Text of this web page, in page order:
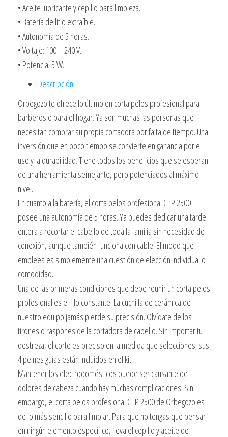
• Aceite lubricante y cepillo para limpieza.
• Batería de litio extraíble.
• Autonomía de 5 horas.
• Voltaje: 100 – 240 V.
• Potencia: 5 W.
Descripción
Orbegozo te ofrece lo último en corta pelos profesional para
barberos o para el hogar. Ya son muchas las personas que
necesitan comprar su propia cortadora por falta de tiempo. Una
inversión que en poco tiempo se convierte en ganancia por el
uso y la durabilidad. Tiene todos los beneficios que se esperan
de una herramienta semejante, pero potenciados al máximo
nivel.
En cuanto a la batería, el corta pelos profesional CTP 2500
posee una autonomía de 5 horas. Ya puedes dedicar una tarde
entera a recortar el cabello de toda la familia sin necesidad de
conexión, aunque también funciona con cable. El modo que
emplees es simplemente una cuestión de elección individual o
comodidad.
Una de las primeras condiciones que debe reunir un corta pelos
profesional es el filo constante. La cuchilla de cerámica de
nuestro equipo jamás pierde su precisión. Olvídate de los
tirones o raspones de la cortadora de cabello. Sin importar tu
destreza, el corte es preciso en la medida que selecciones; sus
4 peines guías están incluidos en el kit.
Mantener los electrodomésticos puede ser causante de
dolores de cabeza cuando hay muchas complicaciones. Sin
embargo, el corta pelos profesional CTP 2500 de Orbegozo es
de lo más sencillo para limpiar. Para que no tengas que pensar
en ningún elemento específico, lleva el cepillo y aceite de